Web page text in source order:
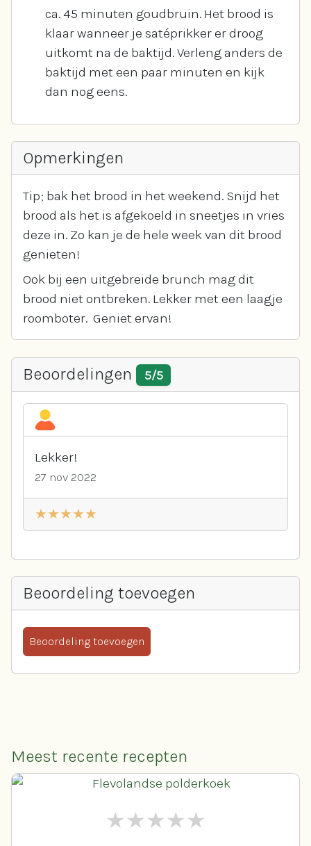
ca. 45 minuten goudbruin. Het brood is
klaar wanneer je satéprikker er droog
uitkomt na de baktijd. Verleng anders de
baktijd met een paar minuten en kijk
dan nog eens.
Opmerkingen
Tip; bak het brood in het weekend. Snijd het
brood als het is afgekoeld in sneetjes in vries
deze in. Zo kan je de hele week van dit brood
genieten!
Ook bij een uitgebreide brunch mag dit
brood niet ontbreken. Lekker met een laagje
roomboter. Geniet ervan!
Beoordelingen 5/5
Lekker!
27 nov 2022
Beoordeling toevoegen
Beoordeling toevoegen
Meest recente recepten